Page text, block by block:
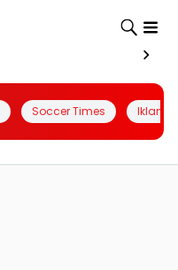
Soccer Times Iklanin